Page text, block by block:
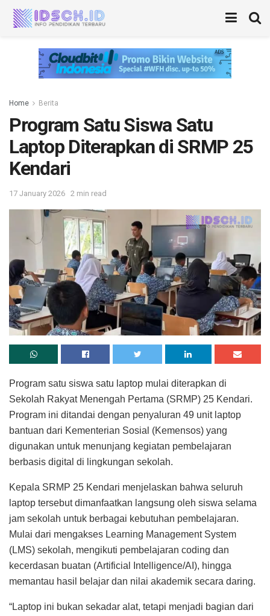
Home Berita
Program Satu Siswa Satu
Laptop Diterapkan di SRMP 25
Kendari
17 January 2026 2 min read
Program satu siswa satu laptop mulai diterapkan di
Sekolah Rakyat Menengah Pertama (SRMP) 25 Kendari.
Program ini ditandai dengan penyaluran 49 unit laptop
bantuan dari Kementerian Sosial (Kemensos) yang
digunakan untuk menunjang kegiatan pembelajaran
berbasis digital di lingkungan sekolah.
Kepala SRMP 25 Kendari menjelaskan bahwa seluruh
laptop tersebut dimanfaatkan langsung oleh siswa selama
jam sekolah untuk berbagai kebutuhan pembelajaran.
Mulai dari mengakses Learning Management System
(LMS) sekolah, mengikuti pembelajaran coding dan
kecerdasan buatan (Artificial Intelligence/AI), hingga
memantau hasil belajar dan nilai akademik secara daring.
“Laptop ini bukan sekadar alat, tetapi menjadi bagian dari